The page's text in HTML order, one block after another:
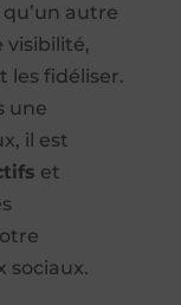
autre
visibilité,
les fidéliser.
une
il est
et
sociaux.